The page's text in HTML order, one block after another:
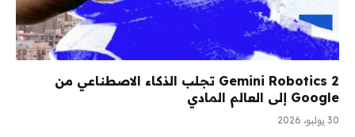
Gemini Robotics 2 تجلب الذكاء الاصطناعي من
Google إلى العالم المادي
30 يوليو، 2026